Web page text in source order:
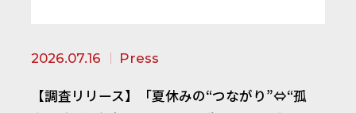
2026.07.16 Press
【調査リリース】「夏休みの“つながり”⇔“孤